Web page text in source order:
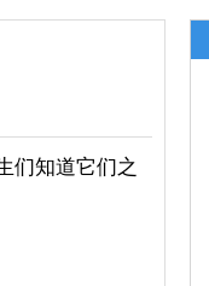
们知道它们之